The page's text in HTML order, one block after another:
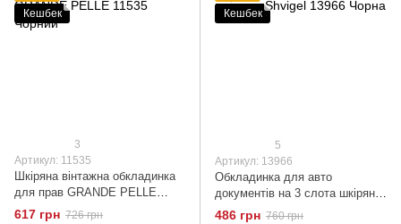
Кешбек
3
Артикул: 11535
Шкіряна вінтажна обкладинка
для прав GRANDE PELLE
11535 Чорний
617 грн 726 грн
Кешбек
5
Артикул: 13966
Обкладинка для авто
документів на 3 слота шкіряна
Shvigel 13966 Чорна
486 грн 760 грн